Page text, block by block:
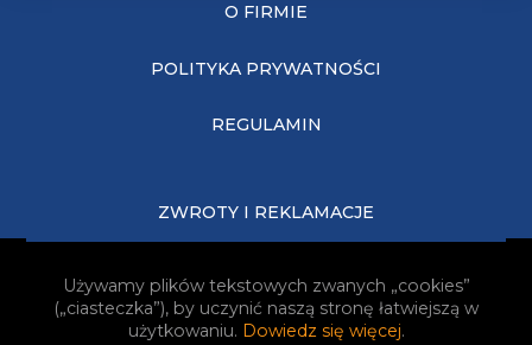
O FIRMIE
POLITYKA PRYWATNOŚCI
REGULAMIN
ZWROTY I REKLAMACJE
JAK KUPOWAĆ?
Używamy plików tekstowych zwanych „cookies”
(„ciasteczka”), by uczynić naszą stronę łatwiejszą w
użytkowaniu. Dowiedz się więcej.